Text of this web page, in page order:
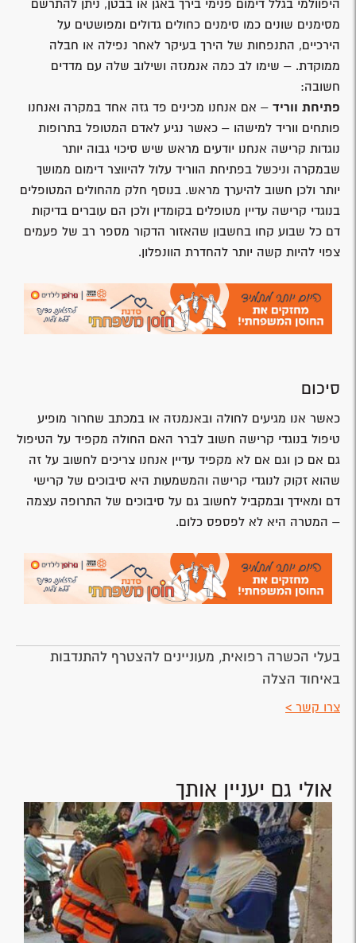
היפוולמי בגלל דימום פנימי בירך באגן או בבטן, ניתן להתרשם
מסימנים שונים כמו סימנים כחולים גדולים ומפושטים על
הירכיים, התנפחות של הירך בעיקר לאחר נפילה או חבלה
ממוקדת. – שימו לב כמה אנמנזה ושילוב שלה עם מדדים
חשובה:
פתיחת ווריד – אם אנחנו מכינים פד גזה אחד במקרה ואנחנו
פותחים ווריד למישהו – כאשר נגיע לאדם המטופל בתרופות
נוגדות קרישה אנחנו יודעים מראש שיש סיכוי גבוה יותר
שבמקרה וניכשל בפתיחת הווריד עלול להיווצר דימום ממושך
יותר ולכן חשוב להיערך מראש. בנוסף חלק מהחולים המטופלים
בנוגדי קרישה עדיין מטופלים בקומדין ולכן הם עוברים בדיקות
דם כל שבוע קחו בחשבון שהאזור הדקור מספר רב של פעמים
צפוי להיות קשה יותר להחדרת הוונפלון.
סיכום
כאשר אנו מגיעים לחולה ובאנמנזה או במכתב שחרור מופיע
טיפול בנוגדי קרישה חשוב לברר האם החולה מקפיד על הטיפול
גם אם כן וגם אם לא מקפיד עדיין אנחנו צריכים לחשוב על זה
שהוא זקוק לנוגדי קרישה והמשמעות היא סיבוכים של קרישי
דם ומאידך ובמקביל לחשוב גם על סיבוכים של התרופה עצמה
– המטרה היא לא לפספס כלום.
בעלי הכשרה רפואית, מעוניינים להצטרף להתנדבות
באיחוד הצלה
צרו קשר >
אולי גם יעניין אותך